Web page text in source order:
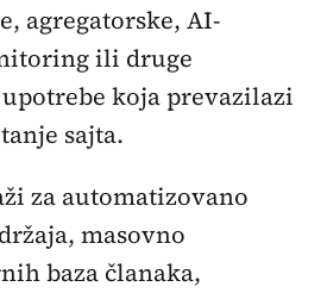
agregatorske, AI-
ili druge
koja prevazilazi
sajta.
za automatizovano
masovno
baza članaka,